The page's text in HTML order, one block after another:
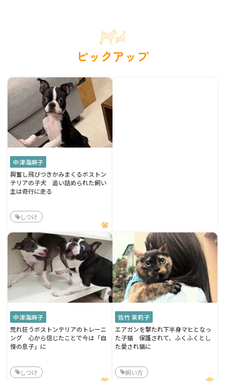
ピックアップ
中津海麻子
興奮し飛びつきかみまくるボストン
テリアの子犬 追い詰められた飼い
主は奇行に走る
しつけ
中津海麻子
荒れ狂うボストンテリアのトレーニ
ング 心から信じたことで今は「自
慢の息子」に
しつけ
佐竹 茉莉子
エアガンを撃たれ下半身マヒとなっ
た子猫 保護されて、ふくふくとし
た愛され猫に
飼い方